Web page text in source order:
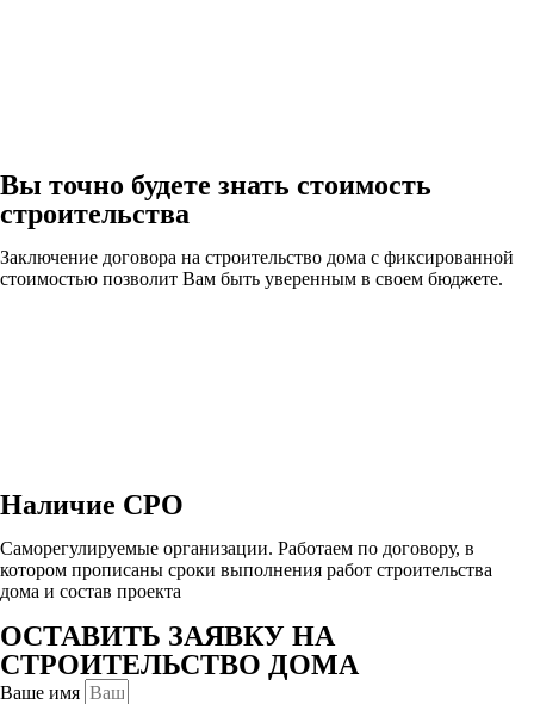
Вы точно будете знать стоимость
строительства
Заключение договора на строительство дома с фиксированной
стоимостью позволит Вам быть уверенным в своем бюджете.
Наличие СРО
Саморегулируемые организации. Работаем по договору, в
котором прописаны сроки выполнения работ строительства
дома и состав проекта
ОСТАВИТЬ ЗАЯВКУ НА
СТРОИТЕЛЬСТВО ДОМА
Ваше имя